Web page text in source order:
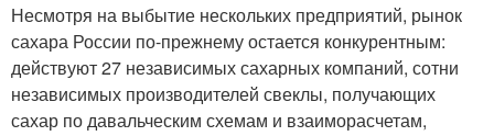
Несмотря на выбытие нескольких предприятий, рынок
сахара России по-прежнему остается конкурентным:
действуют 27 независимых сахарных компаний, сотни
независимых производителей свеклы, получающих
сахар по давальческим схемам и взаиморасчетам,